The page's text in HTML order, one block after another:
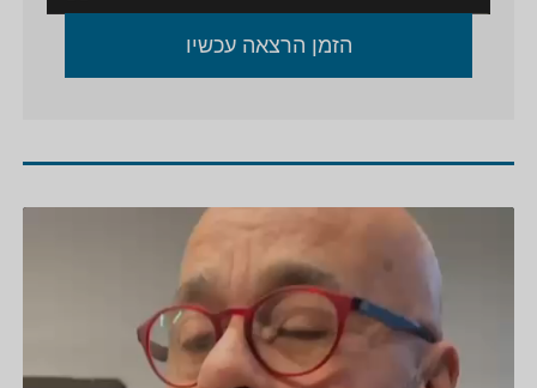
הזמן הרצאה עכשיו